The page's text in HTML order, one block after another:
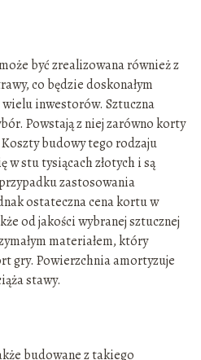
być zrealizowana również z
co będzie doskonałym
inwestorów. Sztuczna
Powstają z niej zarówno korty
budowy tego rodzaju
w stu tysiącach złotych i są
zastosowania
ostateczna cena kortu w
od jakości wybranej sztucznej
materiałem, który
gry. Powierzchnia amortyzuje
stawy.
budowane z takiego